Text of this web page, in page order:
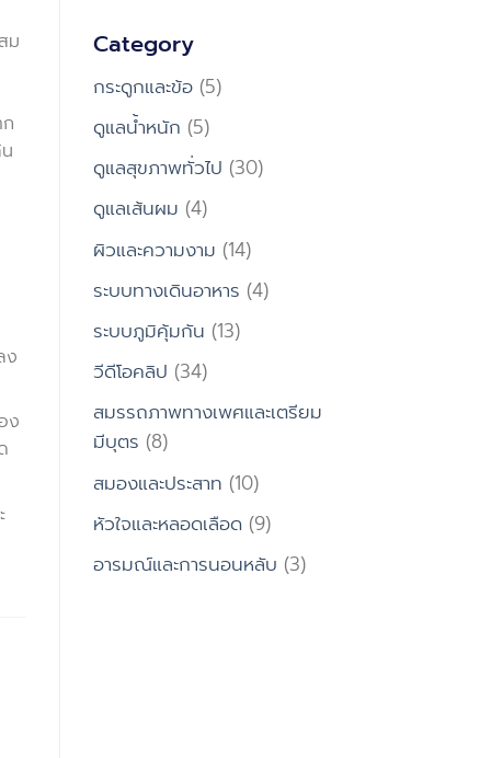
ม
ง
ง
Category
กระดูกและข้อ(5)
ดูแลน้ำหนัก (5)
ดูแลสุขภาพทั่วไป (30)
ดูแลเส้นผม (4)
ผิวและความงาม (14)
ระบบทางเดินอาหาร (4)
ระบบภูมิคุ้มกัน (13)
วีดีโอคลิป (34)
สมรรถภาพทางเพศและเตรียม
มีบุตร (8)
สมองและประสาท (10)
หัวใจและหลอดเลือด (9)
อารมณ์และการนอนหลับ (3)